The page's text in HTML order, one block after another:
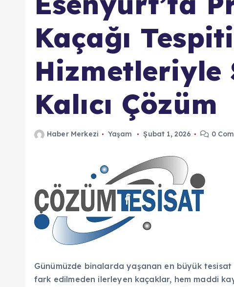
Kaçağı Tespiti
Hizmetleriyle
Kalıcı Çözüm
Haber Merkezi Yaşam Şubat 1, 2026 0
Günümüzde binalarda yaşanan en büyük tesisat
fark edilmeden ilerleyen kaçaklar, hem maddi